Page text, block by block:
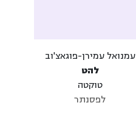
עמנואל עמירן-פוגאצ'וב
להט
טוקטה
לפסנתר